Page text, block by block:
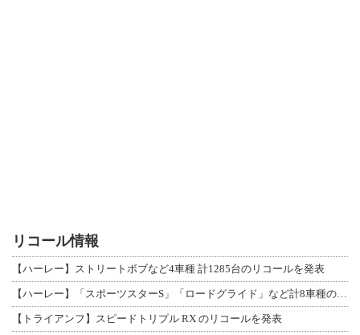
リコール情報
【ハーレー】ストリートボブなど4車種 計1285台のリコールを発表
【ハーレー】「スポーツスターS」「ロードグライド」など計8車種のリコールを発表
【トライアンフ】スピードトリプル RX のリコールを発表